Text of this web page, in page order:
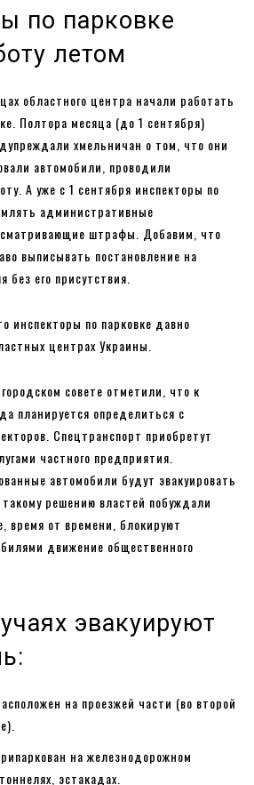
по парковке
летом
областного центра начали работать
Полтора месяца (до 1 сентября)
хмельничан о том, что они
автомобили, проводили
А уже с 1 сентября инспекторы по
административные
штрафы. Добавим, что
выписывать постановление на
его присутствия.
инспекторы по парковке давно
центрах Украины.
совете отметили, что к
планируется определиться с
Спецтранспорт приобретут
частного предприятия.
автомобили будут эвакуировать
решению властей побуждали
время от времени, блокируют
движение общественного
эвакуируют
на проезжей части (во второй
на железнодорожном
эстакадах.